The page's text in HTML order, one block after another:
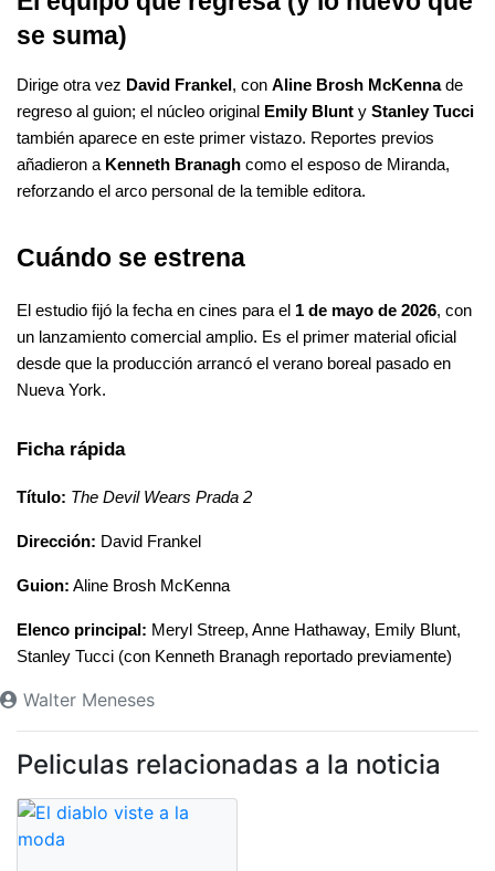
se suma)
Dirige otra vez David Frankel , con Aline Brosh McKenna de
regreso al guion; el núcleo original
Emily Blunt y Stanley Tucci
también aparece en este primer vistazo. Reportes previos
añadieron a Kenneth Branagh como el esposo de Miranda,
reforzando el arco personal de la temible editora.
Cuándo se estrena
El estudio fijó la fecha en cines para el 1 de mayo de 2026, con
un lanzamiento comercial amplio. Es el primer material oficial
desde que la producción arrancó el verano boreal pasado en
Nueva York.
Ficha rápida
Título: The Devil Wears Prada 2
Dirección: David Frankel
Guion: Aline Brosh McKenna
Elenco principal: Meryl Streep, Anne Hathaway, Emily Blunt,
Stanley Tucci (con Kenneth Branagh reportado previamente)
Walter Meneses
Peliculas relacionadas a la noticia